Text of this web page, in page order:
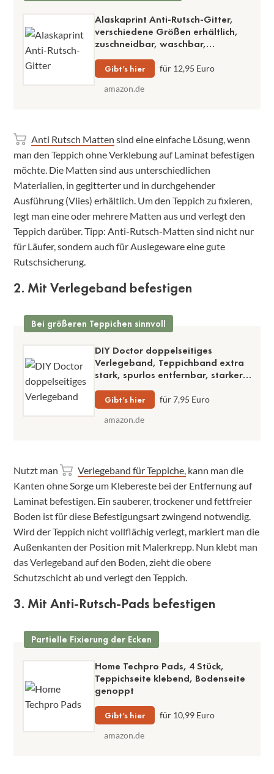
Alaskaprint Anti-Rutsch-Gitter,
verschiedene Größen erhältlich,
zuschneidbar, waschbar,
geruchsneutral
Gibt’s hier
für 12,95 Euro
amazon.de
Anti Rutsch Matten sind eine einfache Lösung, wenn
man den Teppich ohne Verklebung auf Laminat befestigen
möchte. Die Matten sind aus unterschiedlichen
Materialien, in gegitterter und in durchgehender
Ausführung (Vlies) erhältlich. Um den Teppich zu fixieren,
legt man eine oder mehrere Matten aus und verlegt den
Teppich darüber. Tipp: Anti-Rutsch-Matten sind nicht nur
für Läufer, sondern auch für Auslegeware eine gute
Rutschsicherung.
2. Mit Verlegeband befestigen
Bei größeren Teppichen sinnvoll
DIY Doctor doppelseitiges
Verlegeband, Teppichband extra
stark, spurlos entfernbar, starker
Halt
Gibt’s hier
für 7,95 Euro
amazon.de
Nutzt man Verlegeband für Teppiche, kann man die
Kanten ohne Sorge um Klebereste bei der Entfernung auf
Laminat befestigen. Ein sauberer, trockener und fettfreier
Boden ist für diese Befestigungsart zwingend notwendig.
Wird der Teppich nicht vollflächig verlegt, markiert man die
Außenkanten der Position mit Malerkrepp. Nun klebt man
das Verlegeband auf den Boden, zieht die obere
Schutzschicht ab und verlegt den Teppich.
3. Mit Anti-Rutsch-Pads befestigen
Partielle Fixierung der Ecken
Home Techpro Pads, 4 Stück,
Teppichseite klebend, Bodenseite
genoppt
Gibt’s hier
für 10,99 Euro
amazon.de